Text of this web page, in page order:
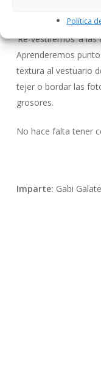
Política
BORDADO
‘Re-vestiremos’ a
Aprenderemos
textura al vestuario
tejer o bordar las
grosores.
No hace falta tener
Imparte: Gabi